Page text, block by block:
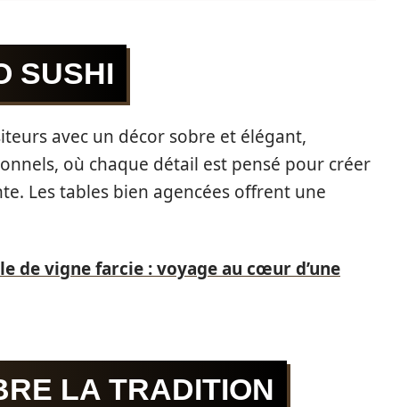
SUSHI
avec un décor sobre et élégant,
où chaque détail est pensé pour créer
Les tables bien agencées offrent une
de vigne farcie : voyage au cœur d’une
LA TRADITION